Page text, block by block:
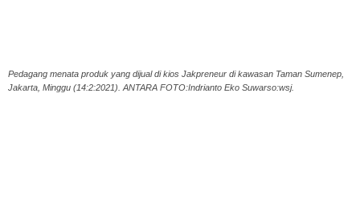
Pedagang menata produk yang dijual di kios Jakpreneur di kawasan Taman Sumenep,
Jakarta, Minggu (14:2:2021). ANTARA FOTO:Indrianto Eko Suwarso:wsj.